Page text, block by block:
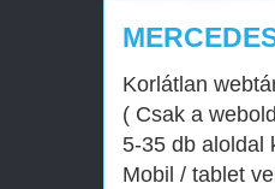
Korlátlan
( Csak a
5-35 db aloldal
Mobil / tablet